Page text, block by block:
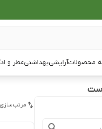
محصولاتآرایشیبهداشتیعطر و